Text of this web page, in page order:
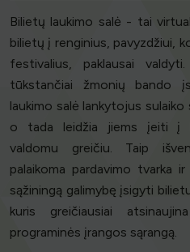
Bilietų laukimo salė - tai
bilietų į renginius, pavyzdžiui,
festivalius, paklausai
tūkstančiai žmonių bando
laukimo salė lankytojus
o tada leidžia jiems įeiti į
valdomu greičiu. Taip
palaikoma pardavimo tvarka
sąžiningą galimybę įsigyti
kuris greičiausiai
programinės įrangos sąrangą.